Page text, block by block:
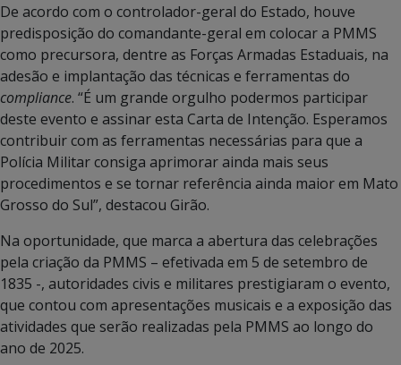
De acordo com o controlador-geral do Estado, houve
predisposição do comandante-geral em colocar a PMMS
como precursora, dentre as Forças Armadas Estaduais, na
adesão e implantação das técnicas e ferramentas do
compliance. “É um grande orgulho podermos participar
deste evento e assinar esta Carta de Intenção. Esperamos
contribuir com as ferramentas necessárias para que a
Polícia Militar consiga aprimorar ainda mais seus
procedimentos e se tornar referência ainda maior em Mato
Grosso do Sul”, destacou Girão.
Na oportunidade, que marca a abertura das celebrações
pela criação da PMMS – efetivada em 5 de setembro de
1835 -, autoridades civis e militares prestigiaram o evento,
que contou com apresentações musicais e a exposição das
atividades que serão realizadas pela PMMS ao longo do
ano de 2025.